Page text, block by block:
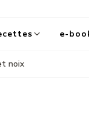
e-
noix